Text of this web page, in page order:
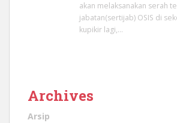
akan melaksanakan serah
jabatan(sertijab) OSIS di
kupikir lagi,…
Archives
Arsip